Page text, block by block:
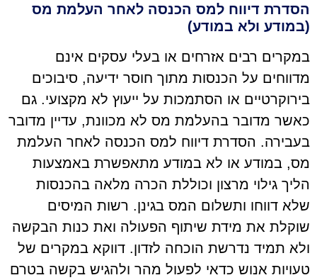
הסדרת דיווח למס הכנסה לאחר העלמת מס
(במודע ולא במודע)
במקרים רבים אזרחים או בעלי עסקים אינם
מדווחים על הכנסות מתוך חוסר ידיעה, סיבוכים
בירוקרטיים או הסתמכות על ייעוץ לא מקצועי. גם
כאשר מדובר בהעלמת מס לא מכוונת, עדיין מדובר
בעבירה. הסדרת דיווח למס הכנסה לאחר העלמת
מס, במודע או לא במודע מתאפשרת באמצעות
הליך גילוי מרצון וכוללת הכרה מלאה בהכנסות
שלא דווחו ותשלום המס בגינן. רשות המיסים
שוקלת את מידת שיתוף הפעולה ואת כנות הבקשה
ולא תמיד נדרשת הוכחה לזדון. דווקא במקרים של
טעויות אנוש כדאי לפעול מהר ולהגיש בקשה בטרם